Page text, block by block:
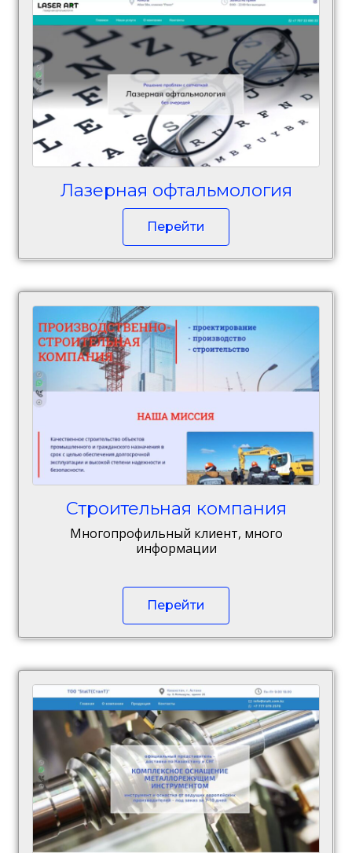
Лазерная офтальмология
Перейти
Строительная компания
Многопрофильный клиент, много
информации
Перейти